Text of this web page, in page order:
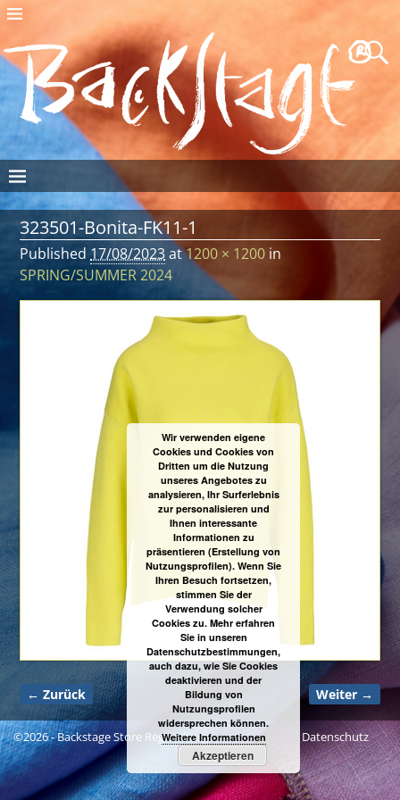
323501-Bonita-FK11-1
Published 17/08/2023at1200 × 1200 in
SPRING/SUMMER 2024
Bilder-Navigation
← Zurück Weiter →
©2026 -Backstage Store Regensburg Datenschutz
Wir verwenden eigene
Cookies und Cookies von
Dritten um die Nutzung
unseres Angebotes zu
analysieren, Ihr Surferlebnis
zur personalisieren und
Ihnen interessante
Informationen zu
präsentieren (Erstellung von
Nutzungsprofilen). Wenn Sie
Ihren Besuch fortsetzen,
stimmen Sie der
Verwendung solcher
Cookies zu. Mehr erfahren
Sie in unseren
Datenschutzbestimmungen,
auch dazu, wie Sie Cookies
deaktivieren und der
Bildung von
Nutzungsprofilen
widersprechen können.
Weitere Informationen
Akzeptieren